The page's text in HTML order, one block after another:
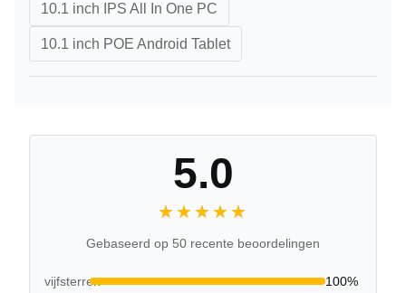
10.1 inch IPS All In One PC
10.1 inch POE Android Tablet
5.0
★★★★★
★★★★★
Gebaseerd op 50 recente beoordelingen
vijfsterren
100%